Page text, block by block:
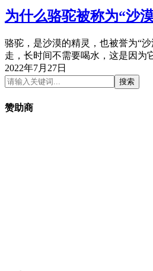
为什么骆驼被称为“沙
骆驼，是沙漠的精灵，也被誉为“
走，长时间不需要喝水，这是因为
2022年7月27日
搜索
赞助商